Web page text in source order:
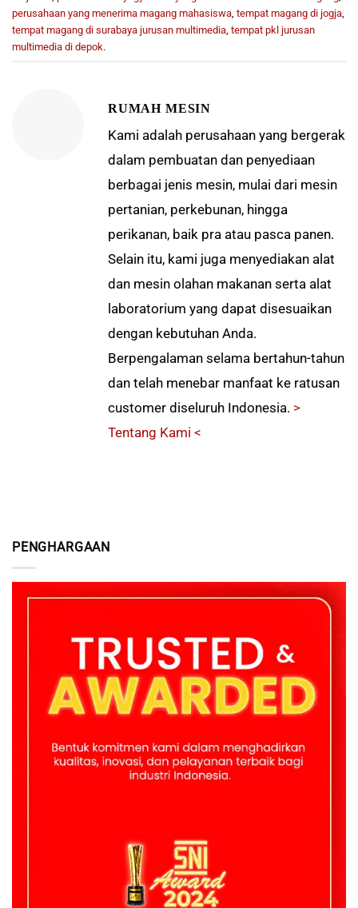
PENGHARGAAN
perusahaan yang menerima magang mahasiswa tempat magang di jogja
tempat magang di surabaya jurusan multimedia tempat pkl jurusan
multimedia di depok.
RUMAH MESIN
Kami adalah perusahaan yang bergerak
dalam pembuatan dan penyediaan
berbagai jenis mesin, mulai dari mesin
pertanian, perkebunan, hingga
perikanan, baik pra atau pasca panen.
Selain itu, kami juga menyediakan alat
dan mesin olahan makanan serta alat
laboratorium yang dapat disesuaikan
dengan kebutuhan Anda.
Berpengalaman selama bertahun-tahun
dan telah menebar manfaat ke ratusan
customer diseluruh Indonesia. >
Tentang Kami <